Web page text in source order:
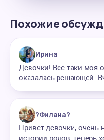
Похожие
Ирина
Девочки! Все-таки моя
оказалась решающей.
?Филана?
Привет девочки, очень
истории родов, теперь